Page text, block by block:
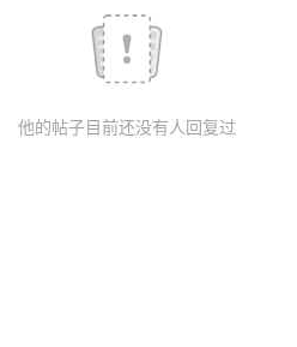
他的帖子目前还没有人回复过